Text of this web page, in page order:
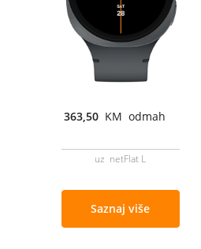
363,50 KM odmah
uz netFlat L
Saznaj više